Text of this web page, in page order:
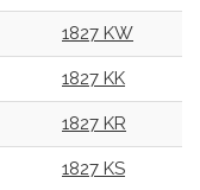
1827 KW
1827 KK
1827 KR
1827 KS